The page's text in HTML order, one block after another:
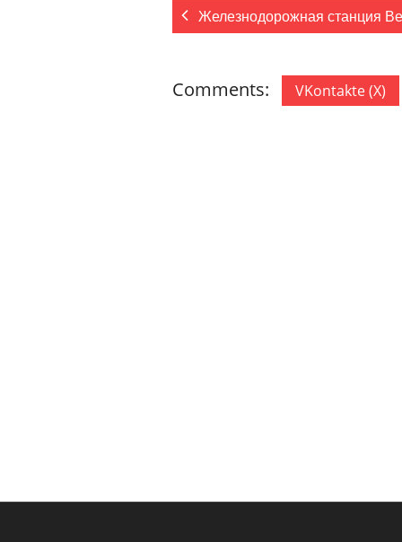
Железнодорожная станция
Comments: VKontakte (X)
Имя*